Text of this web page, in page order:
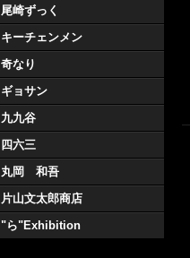
尾崎ずっく
キーチェンメン
奇なり
ギョサン
九九谷
四六三
丸岡 和吾
片山文太郎商店
"ら"Exhibition